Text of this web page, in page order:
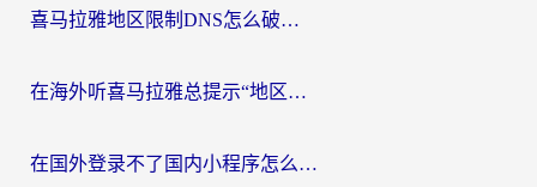
喜马拉雅地区限制DNS怎么破？海外党听国内音乐听书的终极解决方案
在海外听喜马拉雅总提示“地区限制”？3步轻松解除+听国内音乐全攻略
在国外登录不了国内小程序怎么办？选对回国加速器，轻松解锁国内资源